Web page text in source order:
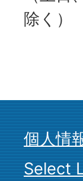
除く）
個人情
Select